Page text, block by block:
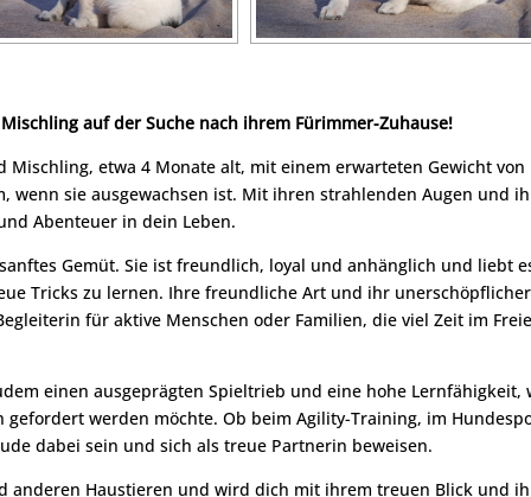
auf der Suche nach ihrem Fürimmer-Zuhause!
Mischling, etwa 4 Monate alt, mit einem erwarteten Gewicht von
wenn sie ausgewachsen ist. Mit ihren strahlenden Augen und
Abenteuer in dein Leben.
Gemüt. Sie ist freundlich, loyal und anhänglich und liebt
Tricks zu lernen. Ihre freundliche Art und ihr unerschöpflicher
für aktive Menschen oder Familien, die viel Zeit im
einen ausgeprägten Spieltrieb und eine hohe Lernfähigkeit,
werden möchte. Ob beim Agility-Training, im
dabei sein und sich als treue Partnerin beweisen.
anderen Haustieren und wird dich mit ihrem treuen Blick und